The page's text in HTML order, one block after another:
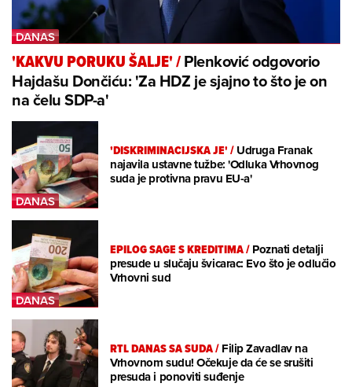
'KAKVU PORUKU ŠALJE'/Plenković odgovorio
Hajdašu Dončiću: 'Za HDZ je sjajno to što je on
na čelu SDP-a'
'DISKRIMINACIJSKA JE'/Udruga Franak
najavila ustavne tužbe: 'Odluka Vrhovnog
suda je protivna pravu EU-a'
EPILOG SAGE S KREDITIMA/Poznati detalji
presude u slučaju švicarac: Evo što je odlučio
Vrhovni sud
RTL DANAS SA SUDA/Filip Zavadlav na
Vrhovnom sudu! Očekuje da će se srušiti
presuda i ponoviti suđenje